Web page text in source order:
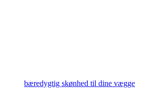
bæredygtig skønhed til dine vægge